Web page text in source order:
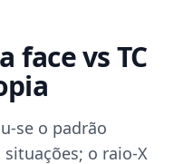
face vs TC
se o padrão
o raio-X